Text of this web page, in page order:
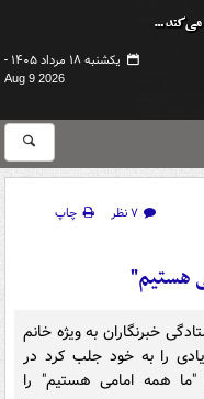
یکشنبه ۱۸ مرداد ۱۴۰۵ -
Aug 9 2026
۷ نظر
چاپ
هستیم"
خبرنگاران به ویژه خانم
را به خود جلب کرد در
"ما همه امامی هستیم" را